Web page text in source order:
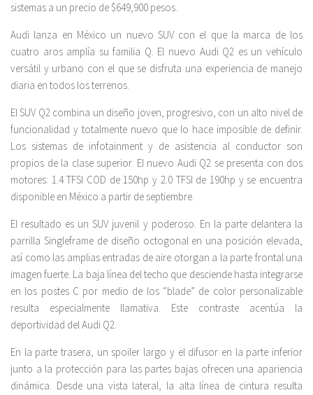
sistemas a un precio de $649,900 pesos.
Audi lanza en México un nuevo SUV con el que la marca de los
cuatro aros amplía su familia Q. El nuevo Audi Q2 es un vehículo
versátil y urbano con el que se disfruta una experiencia de manejo
diaria en todos los terrenos.
El SUV Q2 combina un diseño joven, progresivo, con un alto nivel de
funcionalidad y totalmente nuevo que lo hace imposible de definir.
Los sistemas de infotainment y de asistencia al conductor son
propios de la clase superior. El nuevo Audi Q2 se presenta con dos
motores: 1.4 TFSI COD de 150hp y 2.0 TFSI de 190hp y se encuentra
disponible en México a partir de septiembre.
El resultado es un SUV juvenil y poderoso. En la parte delantera la
parrilla Singleframe de diseño octogonal en una posición elevada,
así como las amplias entradas de aire otorgan a la parte frontal una
imagen fuerte. La baja línea del techo que desciende hasta integrarse
en los postes C por medio de los “blade” de color personalizable
resulta especialmente llamativa. Este contraste acentúa la
deportividad del Audi Q2.
En la parte trasera, un spoiler largo y el difusor en la parte inferior
junto a la protección para las partes bajas ofrecen una apariencia
dinámica. Desde una vista lateral, la alta línea de cintura resulta